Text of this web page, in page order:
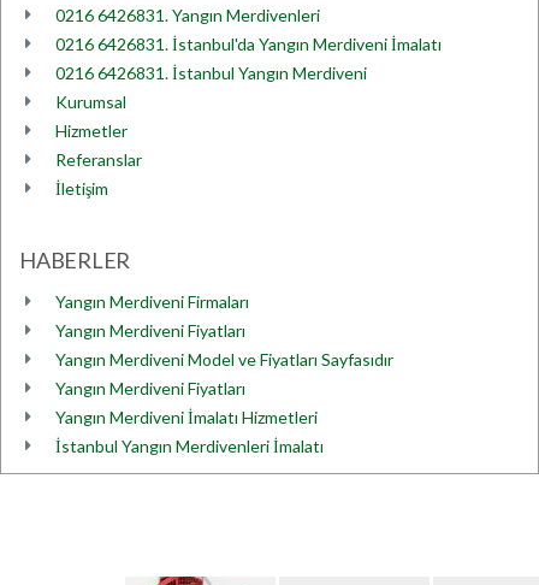
0216 6426831. Yangın Merdivenleri
0216 6426831. İstanbul'da Yangın Merdiveni İmalatı
0216 6426831. İstanbul Yangın Merdiveni
Kurumsal
Hizmetler
Referanslar
İletişim
HABERLER
Yangın Merdiveni Firmaları
Yangın Merdiveni Fiyatları
Yangın Merdiveni Model ve Fiyatları Sayfasıdır
Yangın Merdiveni Fiyatları
Yangın Merdiveni İmalatı Hizmetleri
İstanbul Yangın Merdivenleri İmalatı